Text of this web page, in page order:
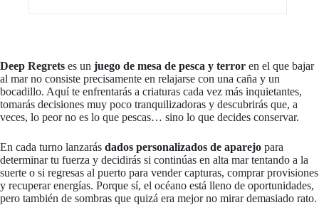
Deep Regrets es un juego de mesa de pesca y terror en el que bajar
al mar no consiste precisamente en relajarse con una caña y un
bocadillo. Aquí te enfrentarás a criaturas cada vez más inquietantes,
tomarás decisiones muy poco tranquilizadoras y descubrirás que, a
veces, lo peor no es lo que pescas… sino lo que decides conservar.
En cada turno lanzarás dados personalizados de aparejo para
determinar tu fuerza y decidirás si continúas en alta mar tentando a la
suerte o si regresas al puerto para vender capturas, comprar provisiones
y recuperar energías. Porque sí, el océano está lleno de oportunidades,
pero también de sombras que quizá era mejor no mirar demasiado rato.